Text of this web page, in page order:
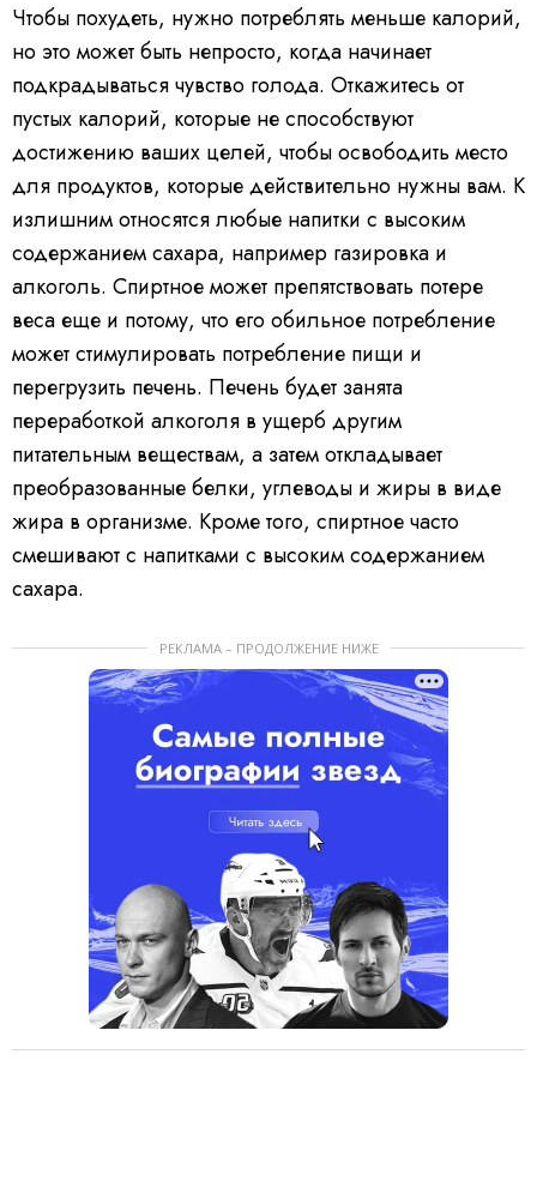
Чтобы похудеть, нужно потреблять меньше калорий,
но это может быть непросто, когда начинает
подкрадываться чувство голода. Откажитесь от
пустых калорий, которые не способствуют
достижению ваших целей, чтобы освободить место
для продуктов, которые действительно нужны вам. К
излишним относятся любые напитки с высоким
содержанием сахара, например газировка и
алкоголь. Спиртное может препятствовать потере
веса еще и потому, что его обильное потребление
может стимулировать потребление пищи и
перегрузить печень. Печень будет занята
переработкой алкоголя в ущерб другим
питательным веществам, а затем откладывает
преобразованные белки, углеводы и жиры в виде
жира в организме. Кроме того, спиртное часто
смешивают с напитками с высоким содержанием
сахара.
РЕКЛАМА – ПРОДОЛЖЕНИЕ НИЖЕ